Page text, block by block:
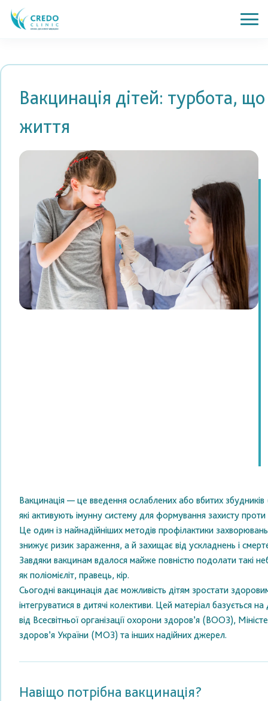
Вакцинація дітей: турбота,
життя
Вакцинація — це введення ослаблених або вбитих збудників
які активують імунну систему для формування захисту проти
Це один із найнадійніших методів профілактики
знижує ризик зараження, а й захищає від ускладнень і
Завдяки вакцинам вдалося майже повністю подолати такі
як поліомієліт, правець, кір.
Сьогодні вакцинація дає можливість дітям зростати
інтегруватися в дитячі колективи. Цей матеріал базується
від Всесвітньої організації охорони здоров’я (ВООЗ),
здоров’я України (МОЗ) та інших надійних джерел.
Навіщо потрібна вакцинація?